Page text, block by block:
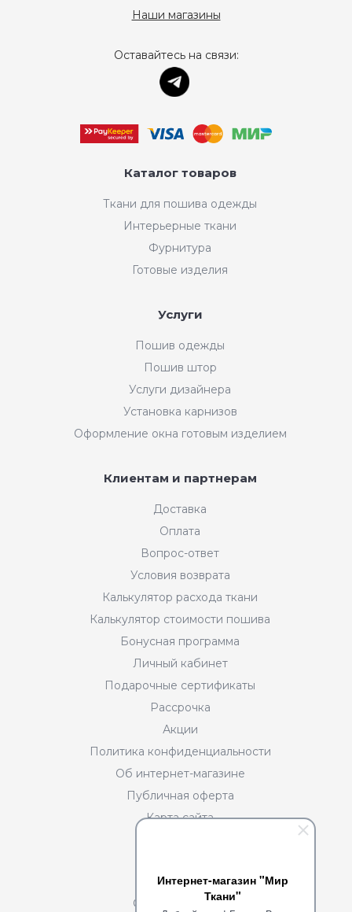
Интернет-магазин "Мир
Ткани"
Наши магазины
Оставайтесь на связи:
Каталог товаров
Ткани для пошива одежды
Интерьерные ткани
Фурнитура
Готовые изделия
Услуги
Пошив одежды
Пошив штор
Услуги дизайнера
Установка карнизов
Оформление окна готовым изделием
Клиентам и партнерам
Доставка
Оплата
Вопрос-ответ
Условия возврата
Калькулятор расхода ткани
Калькулятор стоимости пошива
Бонусная программа
Личный кабинет
Подарочные сертификаты
Рассрочка
Акции
Политика конфиденциальности
Об интернет-магазине
Публичная оферта
Карта сайта
О нас
Сотрудничество